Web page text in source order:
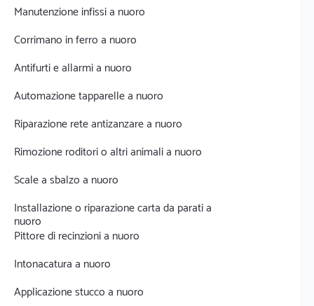
Manutenzione infissi a nuoro
Corrimano in ferro a nuoro
Antifurti e allarmi a nuoro
Automazione tapparelle a nuoro
Riparazione rete antizanzare a nuoro
Rimozione roditori o altri animali a nuoro
Scale a sbalzo a nuoro
Installazione o riparazione carta da parati a
nuoro
Pittore di recinzioni a nuoro
Intonacatura a nuoro
Applicazione stucco a nuoro